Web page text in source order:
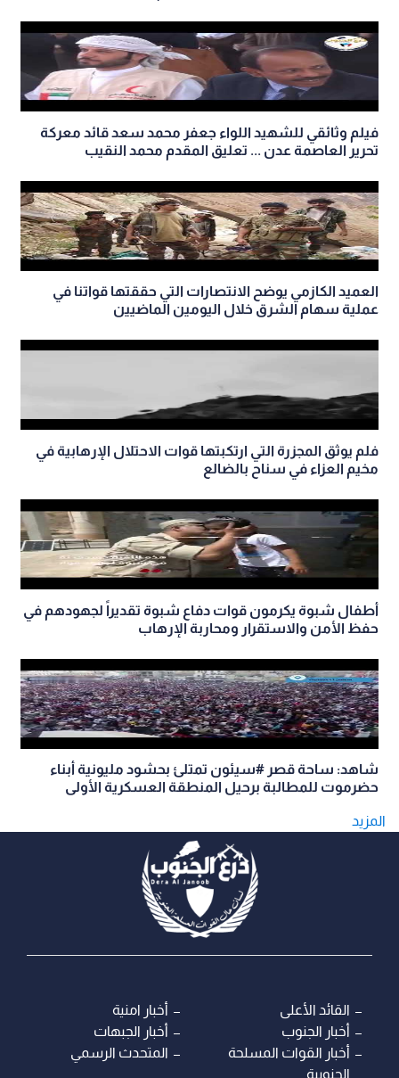
فيلم وثائقي للشهيد اللواء جعفر محمد سعد قائد معركة
تحرير العاصمة عدن ... تعليق المقدم محمد النقيب
العميد الكازمي يوضح الانتصارات التي حققتها قواتنا في
عملية سهام الشرق خلال اليومين الماضيين
فلم يوثق المجزرة التي ارتكبتها قوات الاحتلال الإرهابية في
مخيم العزاء في سناح بالضالع
أطفال شبوة يكرمون قوات دفاع شبوة تقديراً لجهودهم في
حفظ الأمن والاستقرار ومحاربة الإرهاب
شاهد: ساحة قصر #سيئون تمتلئ بحشود مليونية أبناء
حضرموت للمطالبة برحيل المنطقة العسكرية الأولى
المزيد
القائد الأعلى
أخبار امنية
أخبار الجنوب
أخبار الجبهات
أخبار القوات المسلحة
الجنوبية
المتحدث الرسمي